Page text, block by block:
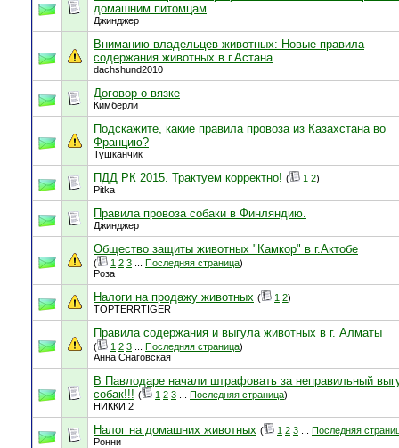
домашним питомцам
Джинджер
Вниманию владельцев животных: Новые правила
содержания животных в г.Астана
dachshund2010
Договор о вязке
Кимберли
Подскажите, какие правила провоза из Казахстана во
Францию?
Тушканчик
ПДД РК 2015. Трактуем корректно! ( 1 2)
Pitka
Правила провоза собаки в Финляндию.
Джинджер
Общество защиты животных "Камкор" в г.Актобе
( 1 2 3 Последняя страница)
Роза
Налоги на продажу животных ( 1 2)
TOPTERRTIGER
Правила содержания и выгула животных в г. Алматы
( 1 2 3 Последняя страница)
Анна Снаговская
В Павлодаре начали штрафовать за неправильный
собак!!! ( 1 2 3 Последняя страница)
НИККИ 2
Налог на домашних животных ( 1 2 3
Последняя
Ронни